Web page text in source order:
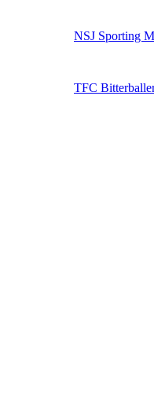
NSJ Sporting
TFC